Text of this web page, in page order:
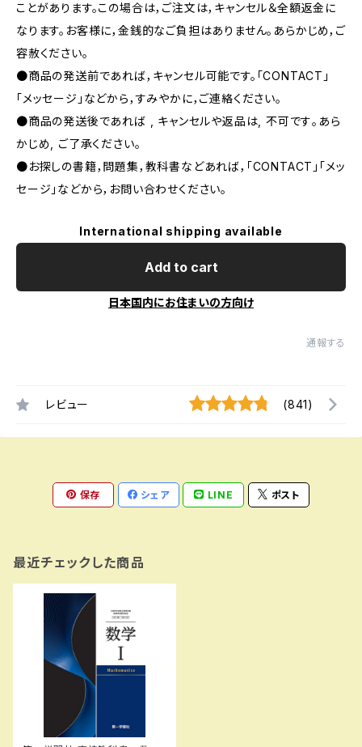
ことがあります。この場合は，ご注文は，キャンセル＆全額返金に
なります。お客様に，金銭的なご負担はありません。あらかじめ，ご
容赦ください。
●商品の発送前であれば，キャンセル可能です。「CONTACT」
「メッセージ」などから，すみやかに，ご連絡ください。
●商品の発送後であれば , キャンセルや返品は, 不可です｡あら
かじめ, ご了承ください｡
●お探しの書籍，問題集，教科書などあれば，「CONTACT」「メッ
セージ」などから，お問い合わせください。
International shipping available
Add to cart
日本国内にお住まいの方向け
通報する
レビュー (841)
保存 シェア LINE ポスト
最近チェックした商品